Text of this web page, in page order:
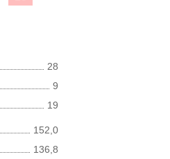
28
9
19
152,0
136,8